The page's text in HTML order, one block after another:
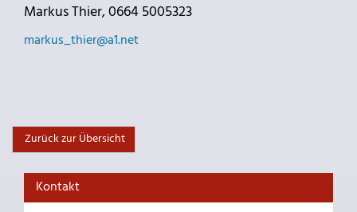
Markus Thier, 0664 5005323
markus_thier@a1.net
Zurück zur Übersicht
Kontakt